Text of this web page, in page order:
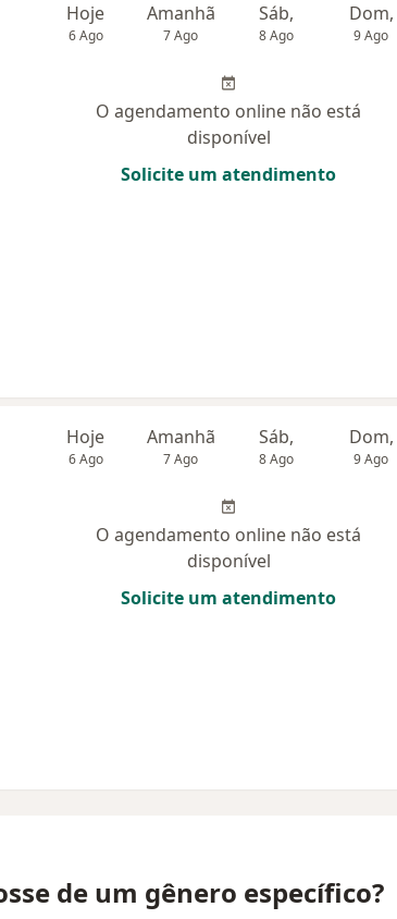
Hoje
6 Ago
Amanhã
7 Ago
Sáb,
8 Ago
Dom,
9 Ago
O agendamento online não está
disponível
Solicite um atendimento
Hoje
6 Ago
Amanhã
7 Ago
Sáb,
8 Ago
Dom,
9 Ago
O agendamento online não está
disponível
Solicite um atendimento
de um gênero específico?